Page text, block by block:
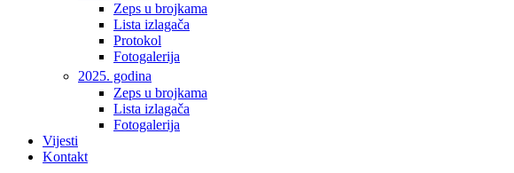
Zeps u brojkama
Lista izlagača
Protokol
Fotogalerija
2025. godina
Zeps u brojkama
Lista izlagača
Fotogalerija
Vijesti
Kontakt